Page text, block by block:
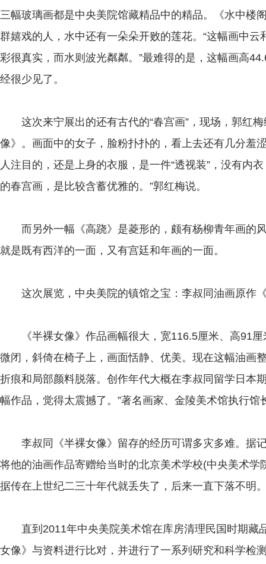
三幅玻璃画都是中央美院馆藏精品中的精品。《水中楼
群嬉戏的人，水中还有一朵朵开败的莲花。“这幅画中
彩很真实，而水则波光粼粼。”最难得的是，这幅画高
经很少见了。
这次来宁展出的还有古代的“春宫画”，现场，郭红梅
像》。画面中的女子，脸粉扑扑的，看上去还有几分羞
人注目的，还是上身的衣服，是一件“透视装”，没有内
的春宫画，是比较含蓄优雅的。”郭红梅说。
而另外一幅《高跷》是菱形的，颇有杨柳青年画的
就是既有西洋的一面，又有宫廷和年画的一面。
这次展览，中央美院的镇馆之宝：李叔同油画原作
《半裸女像》作品画幅很大，宽116.5厘米、高91厘
微闭，斜倚在椅子上，画面恬静、优美。现在这幅油画
折痕和局部颜料脱落。创作年代大概在李叔同留学日本
幅作品，觉得太震撼了。”著名画家、金陵美术馆执行馆
李叔同《半裸女像》留存的经历可谓多灾多难。据
将他的油画作品寄赠给当时的北京美术学校(中央美术
据传在上世纪二三十年代就丢失了，后来一直下落不明
直到2011年中央美院美术馆在库房清理民国时期藏
女像》与资料进行比对，并进行了一系列研究和科学检